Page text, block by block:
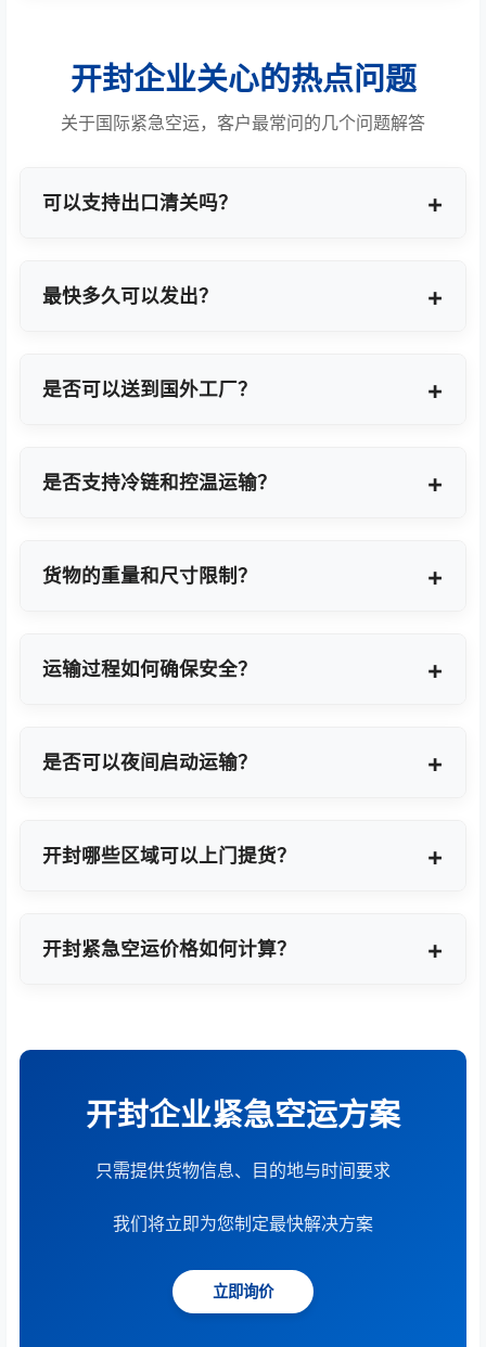
开封企业关心的热点问题
关于国际紧急空运，客户最常问的几个问题解答
可以支持出口清关吗？
最快多久可以发出？
是否可以送到国外工厂？
是否支持冷链和控温运输？
货物的重量和尺寸限制？
货物特性推荐最优方案。
运输过程如何确保安全？
忧。
是否可以夜间启动运输？
开封哪些区域可以上门提货？
开封紧急空运价格如何计算？
开封企业紧急空运方案
只需提供货物信息、目的地与时间要求
我们将立即为您制定最快解决方案
立即询价